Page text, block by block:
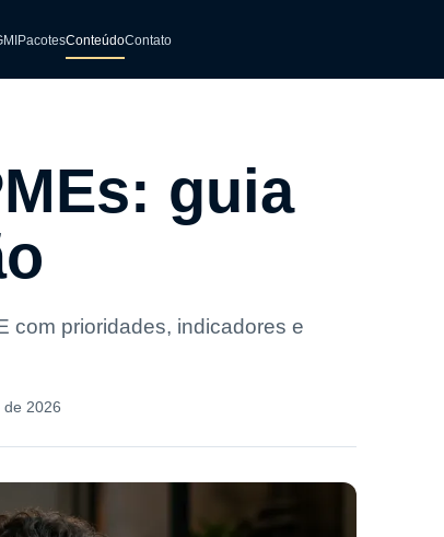
PacotesConteúdoContato
guia
com prioridades, indicadores e
de 2026